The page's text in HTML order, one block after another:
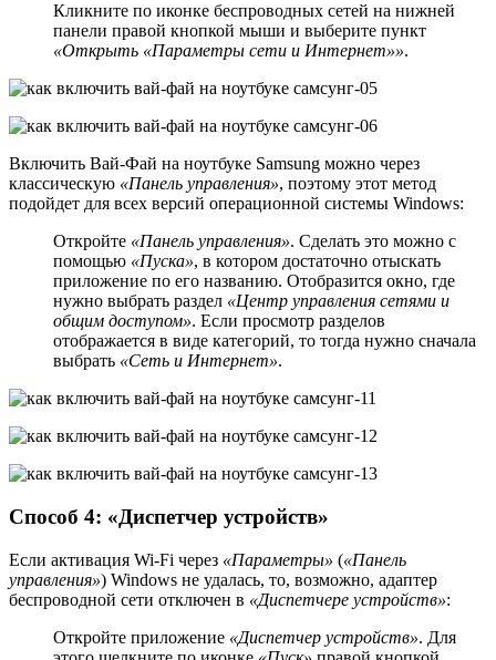
Кликните по иконке беспроводных сетей на нижней
панели правой кнопкой мыши и выберите пункт
«Открыть «Параметры сети и Интернет»».
Включить Вай-Фай на ноутбуке Samsung можно через
классическую «Панель управления», поэтому этот метод
подойдет для всех версий операционной системы Windows:
Откройте «Панель управления». Сделать это можно с
помощью «Пуска», в котором достаточно отыскать
приложение по его названию. Отобразится окно, где
нужно выбрать раздел «Центр управления сетями и
общим доступом». Если просмотр разделов
отображается в виде категорий, то тогда нужно сначала
выбрать «Сеть и Интернет».
Способ 4: «Диспетчер устройств»
Если активация Wi-Fi через «Параметры» («Панель
управления») Windows не удалась, то, возможно, адаптер
беспроводной сети отключен в «Диспетчере устройств»:
Откройте приложение «Диспетчер устройств». Для